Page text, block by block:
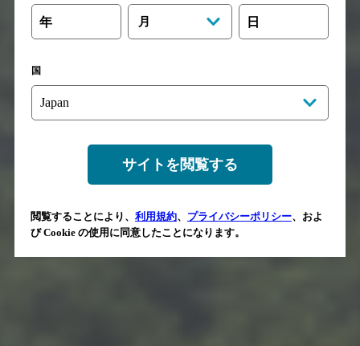
年 月 日
国
サイトを閲覧する
閲覧することにより、 利用規約、 プライバシーポリシー、およ
び Cookie の使用に同意したことになります。